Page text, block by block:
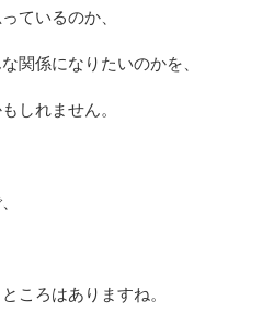
ているのか、
関係になりたいのかを、
しれません。
ころはありますね。